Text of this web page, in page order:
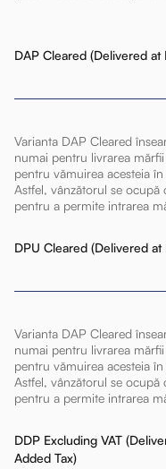
DAP Cleared (Delivered at
Varianta DAP Cleared
numai pentru livrarea
pentru vămuirea acesteia
Astfel, vânzătorul se ocupă
pentru a permite intrarea
DPU Cleared (Delivered
Varianta DAP Cleared
numai pentru livrarea
pentru vămuirea acesteia
Astfel, vânzătorul se ocupă
pentru a permite intrarea
DDP Excluding VAT
Added Tax)